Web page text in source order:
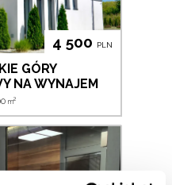
4 500 PLN
GÓRY
NA WYNAJEM
m2